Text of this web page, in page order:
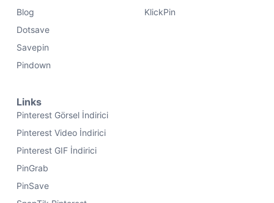
Blog
Dotsave
Savepin
Pindown
KlickPin
Links
Pinterest Görsel İndirici
Pinterest Video İndirici
Pinterest GIF İndirici
PinGrab
PinSave